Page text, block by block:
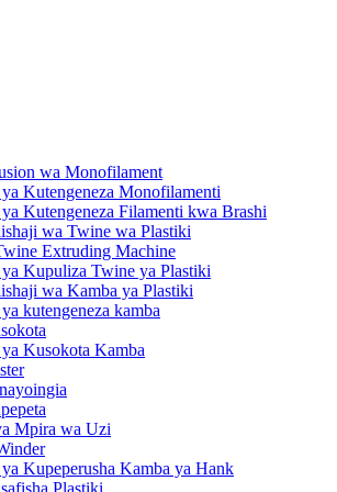
wa Monofilament
Kutengeneza Monofilamenti
Kutengeneza Filamenti kwa Brashi
wa Twine wa Plastiki
Extruding Machine
Kupuliza Twine ya Plastiki
wa Kamba ya Plastiki
kutengeneza kamba
Kusokota Kamba
Mpira wa Uzi
Kupeperusha Kamba ya Hank
Plastiki